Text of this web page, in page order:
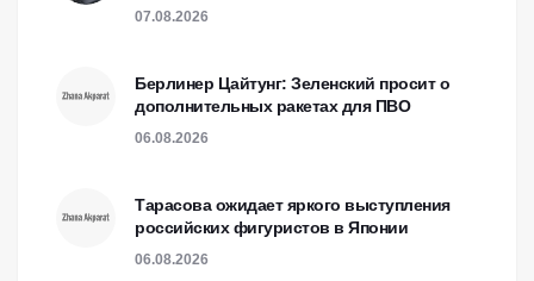
07.08.2026
Берлинер Цайтунг: Зеленский просит о
дополнительных ракетах для ПВО
06.08.2026
Тарасова ожидает яркого выступления
российских фигуристов в Японии
06.08.2026